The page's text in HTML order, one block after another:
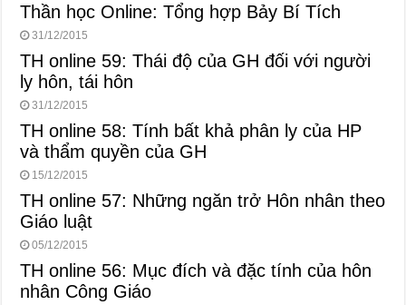
Thần học Online: Tổng hợp Bảy Bí Tích
31/12/2015
TH online 59: Thái độ của GH đối với người
ly hôn, tái hôn
31/12/2015
TH online 58: Tính bất khả phân ly của HP
và thẩm quyền của GH
15/12/2015
TH online 57: Những ngăn trở Hôn nhân theo
Giáo luật
05/12/2015
TH online 56: Mục đích và đặc tính của hôn
nhân Công Giáo